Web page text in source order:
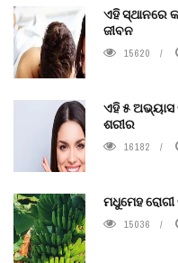
ଏହି ସ୍ଥାନରେ
ଜୀବନ
15620
ଏହି ୫
ଶରୀର
16182
ମଧୁମେହ ରୋଗୀ
15036